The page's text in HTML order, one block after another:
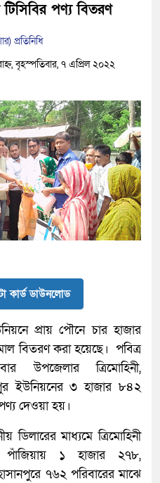
পণ্য বিতরণ
প্রতিনিধি
বৃহস্পতিবার, ৭ এপ্রিল ২০২২
কার্ড ডাউনলোড
প্রায় পৌনে চার হাজার
বিতরণ করা হয়েছে। পবিত্র
উপজেলার ত্রিমোহিনী,
ইউনিয়নের ৩ হাজার ৮৪২
দেওয়া হয়।
ডিলারের মাধ্যমে ত্রিমোহিনী
পাঁজিয়ায় ১ হাজার ২৭৮,
৭৬২ পরিবারের মাঝে